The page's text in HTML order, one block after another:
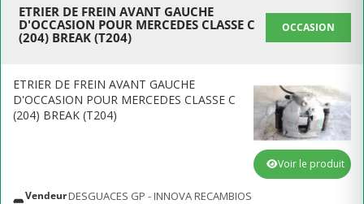
ETRIER DE FREIN AVANT GAUCHE
D'OCCASION POUR MERCEDES CLASSE C
(204) BREAK (T204)
OCCASION
ETRIER DE FREIN AVANT GAUCHE
D'OCCASION POUR MERCEDES CLASSE C
(204) BREAK (T204)
VendeurDESGUACES GP - INNOVA RECAMBIOS
Voir le produit